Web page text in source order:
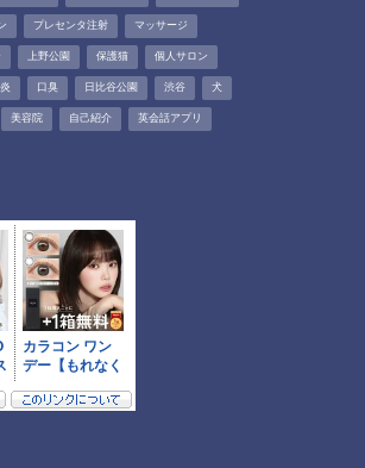
プレセンタ注射 マッサージ
上野公園 保護猫 個人サロン
口臭 日比谷公園 渋谷 犬
美容院 自己紹介 英会話アプリ